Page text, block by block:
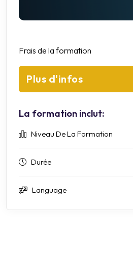
Frais de la formation
Plus d'infos
La formation inclut:
Niveau De La Formation
Durée
Language